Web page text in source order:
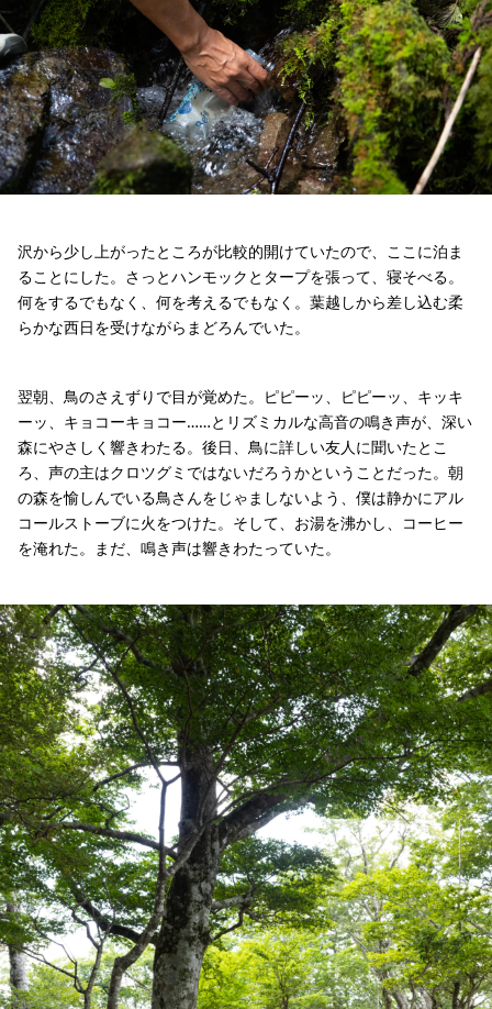
沢から少し上がったところが比較的開けていたので、ここに泊ま
ることにした。さっとハンモックとタープを張って、寝そべる。
何をするでもなく、何を考えるでもなく。葉越しから差し込む柔
らかな西日を受けながらまどろんでいた。
翌朝、鳥のさえずりで目が覚めた。ピピーッ、ピピーッ、キッキ
ーッ、キョコーキョコー……とリズミカルな高音の鳴き声が、深い
森にやさしく響きわたる。後日、鳥に詳しい友人に聞いたとこ
ろ、声の主はクロツグミではないだろうかということだった。朝
の森を愉しんでいる鳥さんをじゃましないよう、僕は静かにアル
コールストーブに火をつけた。そして、お湯を沸かし、コーヒー
を淹れた。まだ、鳴き声は響きわたっていた。